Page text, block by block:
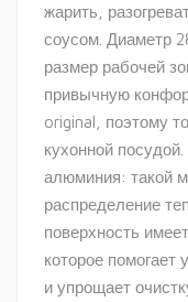
жарить,
соусом. Диаметр
размер рабочей
привычную
original, поэтому
кухонной
алюминия: такой
распределение
поверхность
которое помогает
и упрощает